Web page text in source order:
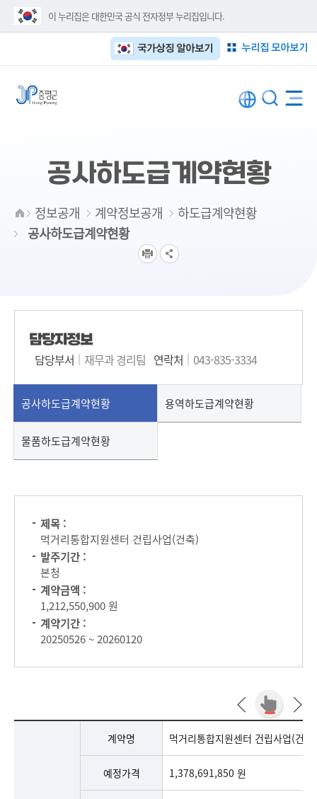
이 누리집은 대한민국 공식 전자정부 누리집입니다.
누리집 모아보기
국가상징 알아보기
공사하도급계약현황
정보공개 계약정보공개
하도급계약현황
공사하도급계약현황
담당자정보
담당부서
재무과 경리팀 연락처 043-835-3334
공사하도급계약현황 용역하도급계약현황
물품하도급계약현황
제목 :
먹거리통합지원센터 건립사업(건축)
발주기간 :
본청
계약금액 :
1,212,550,900 원
계약기간 :
20250526 ~ 20260120
먹거리통합지원센터 건립사업(건축) 계약세부현황 표
계약명 먹거리통합지원센터 건립사업(건축)
예정가격 1,378,691,850 원